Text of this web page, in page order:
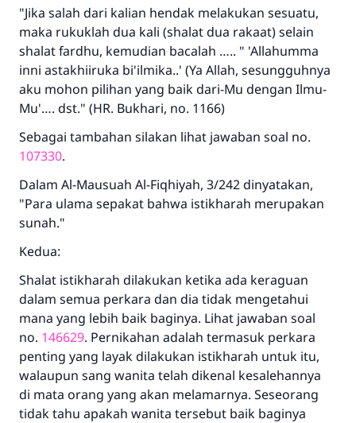
"Jika salah dari kalian hendak melakukan sesuatu,
maka rukuklah dua kali (shalat dua rakaat) selain
shalat fardhu, kemudian bacalah ….. " 'Allahumma
inni astakhiiruka bi'ilmika..' (Ya Allah, sesungguhnya
aku mohon pilihan yang baik dari-Mu dengan Ilmu-
Mu'…. dst." (HR. Bukhari, no. 1166)
Sebagai tambahan silakan lihat jawaban soal no.
107330.
Dalam Al-Mausuah Al-Fiqhiyah, 3/242 dinyatakan,
"Para ulama sepakat bahwa istikharah merupakan
sunah."
Kedua:
Shalat istikharah dilakukan ketika ada keraguan
dalam semua perkara dan dia tidak mengetahui
mana yang lebih baik baginya. Lihat jawaban soal
no. 146629. Pernikahan adalah termasuk perkara
penting yang layak dilakukan istikharah untuk itu,
walaupun sang wanita telah dikenal kesalehannya
di mata orang yang akan melamarnya. Seseorang
tidak tahu apakah wanita tersebut baik baginya
Bantu kami dalam memberikan jawaban untuk umat
Rasulullah ﷺ bersabda
"Siapa yang menunjukkan suatu kebaikan,
meka dia akan mendapatkan pahala yang
sama dengan orang yang melakukannya"
MUSLIM, 1893